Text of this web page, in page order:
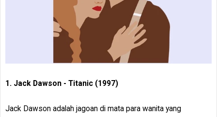
1. Jack Dawson - Titanic (1997)
Jack Dawson adalah jagoan di mata para wanita yang